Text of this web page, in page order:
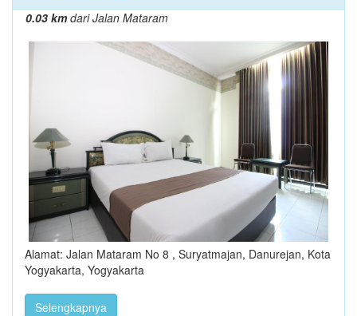
0.03 kmdari Jalan Mataram
Alamat: Jalan Mataram No 8 , Suryatmajan, Danurejan, Kota
Yogyakarta, Yogyakarta
Selengkapnya